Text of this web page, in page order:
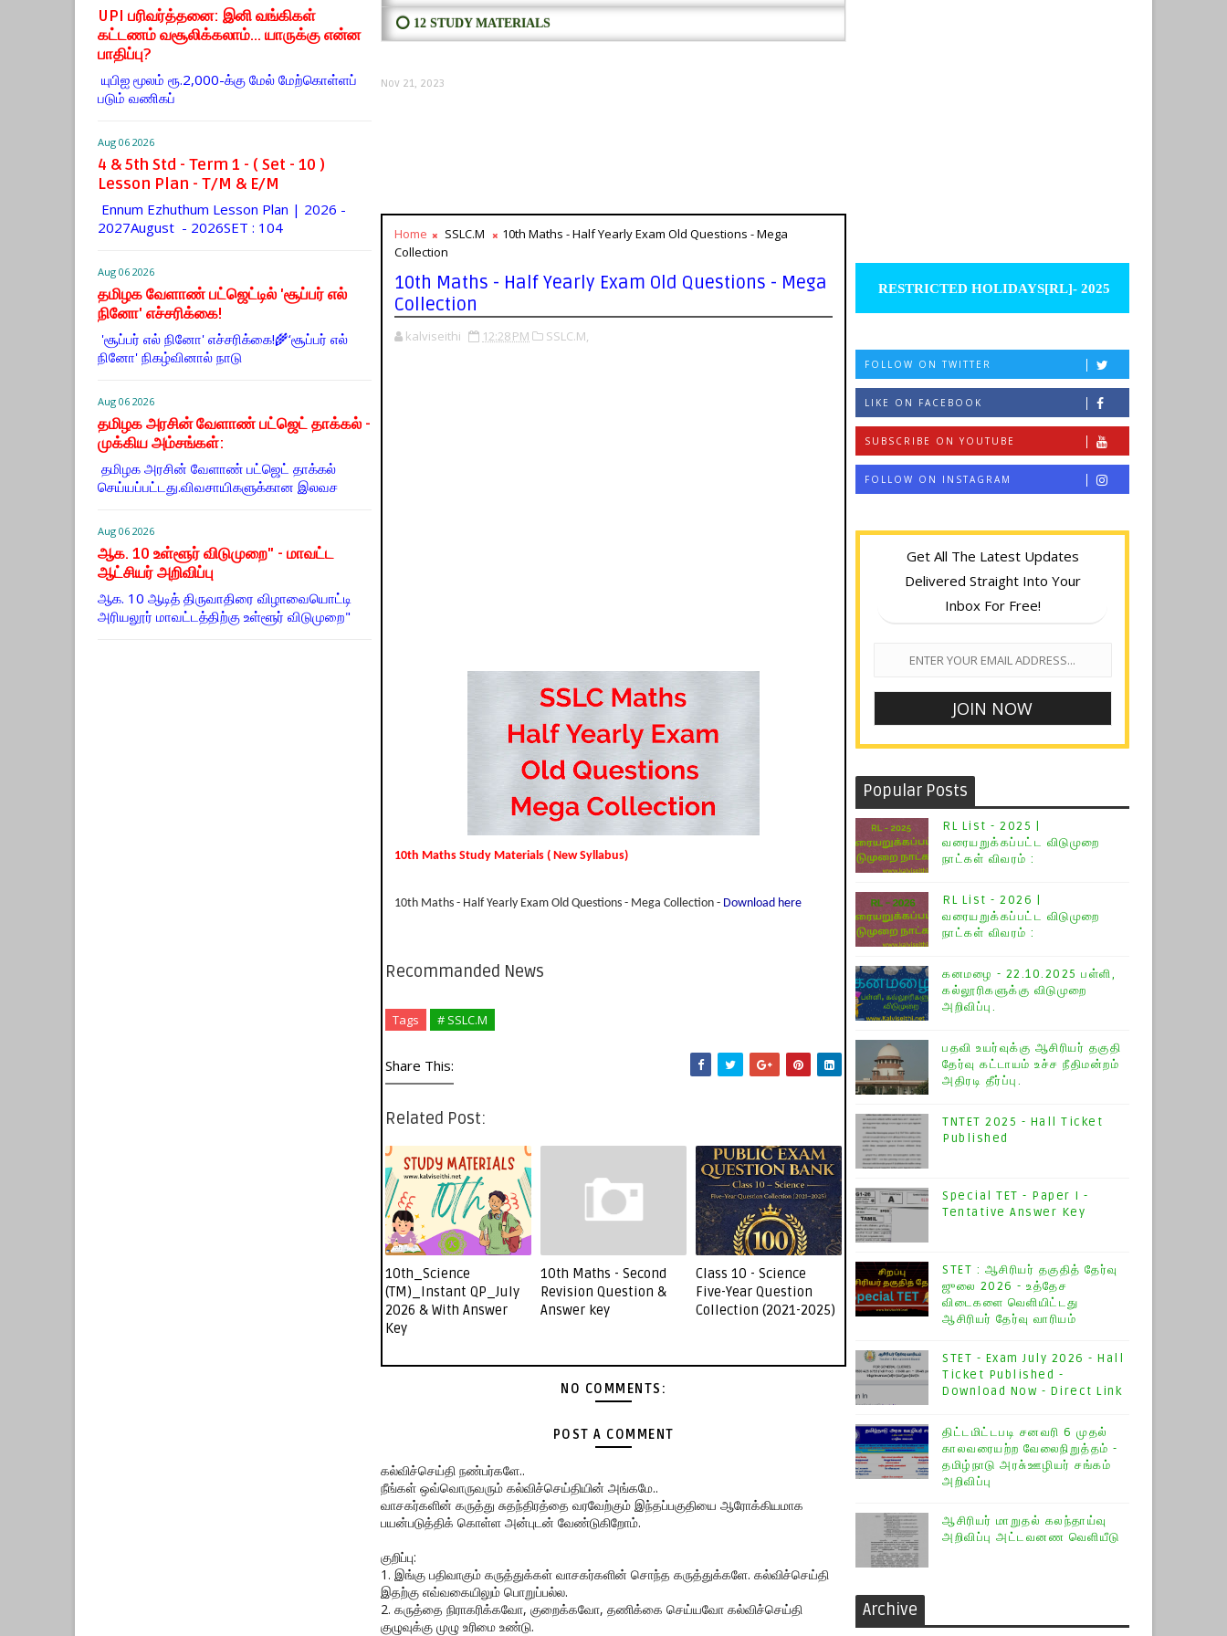
UPI பரிவர்த்தனை: இனி வங்கிகள்
கட்டணம் வசூலிக்கலாம்... யாருக்கு என்ன
பாதிப்பு?
யுபிஐ மூலம் ரூ.2,000-க்கு மேல் மேற்​கொள்​ளப்​
படும் வணி​கப்
Aug 06 2026
4 & 5th Std - Term 1 - ( Set - 10 )
Lesson Plan - T/M & E/M
Ennum Ezhuthum Lesson Plan | 2026 -
2027August - 2026SET : 104
Aug 06 2026
தமிழக வேளாண் பட்ஜெட்டில் 'சூப்பர் எல்
நினோ' எச்சரிக்கை!
'சூப்பர் எல் நினோ' எச்சரிக்கை!🌾‘சூப்பர் எல்
நினோ' நிகழ்வினால் நாடு
Aug 06 2026
தமிழக அரசின் வேளாண் பட்ஜெட் தாக்கல் -
முக்கிய அம்சங்கள்:
தமிழக அரசின் வேளாண் பட்ஜெட் தாக்கல்
செய்யப்பட்டது.விவசாயிகளுக்கான இலவச
Aug 06 2026
ஆக. 10 உள்ளூர் விடுமுறை" - மாவட்ட
ஆட்சியர் அறிவிப்பு
ஆக. 10 ஆடித் திருவாதிரை விழாவையொட்டி
அரியலூர் மாவட்டத்திற்கு உள்ளூர் விடுமுறை"
⭕ 12 STUDY MATERIALS
Nov 21, 2023
Home SSLC.M
10th Maths - Half Yearly Exam Old Questions - Mega
Collection
10th Maths - Half Yearly Exam Old Questions - Mega
Collection
kalviseithi 12:28 PM SSLC.M,
10th Maths Study Materials ( New Syllabus)
10th Maths - Half Yearly Exam Old Questions - Mega Collection - Download here
Recommanded News
Tags # SSLC.M
Share This:
Related Post:
10th_Science
(TM)_Instant QP_July
2026 & With Answer
Key
10th Maths - Second
Revision Question &
Answer key
Class 10 - Science
Five-Year Question
Collection (2021-2025)
NO COMMENTS:
POST A COMMENT
கல்விச்செய்தி நண்பர்களே..
நீங்கள் ஒவ்வொருவரும் கல்விச்செய்தியின் அங்கமே..
வாசகர்களின் கருத்து சுதந்திரத்தை வரவேற்கும் இந்தப்பகுதியை ஆரோக்கியமாக
பயன்படுத்திக் கொள்ள அன்புடன் வேண்டுகிறோம்.
குறிப்பு:
1. இங்கு பதிவாகும் கருத்துக்கள் வாசகர்களின் சொந்த கருத்துக்களே. கல்விச்செய்தி
இதற்கு எவ்வகையிலும் பொறுப்பல்ல.
2. கருத்தை நிராகரிக்கவோ, குறைக்கவோ, தணிக்கை செய்யவோ கல்விச்செய்தி
குழுவுக்கு முழு உரிமை உண்டு.
RESTRICTED HOLIDAYS[RL]- 2025
FOLLOW ON TWITTER
LIKE ON FACEBOOK
SUBSCRIBE ON YOUTUBE
FOLLOW ON INSTAGRAM
Get All The Latest Updates
Delivered Straight Into Your
Inbox For Free!
Popular Posts
RL List - 2025 |
வரையறுக்கப்பட்ட விடுமுறை
நாட்கள் விவரம் :
RL List - 2026 |
வரையறுக்கப்பட்ட விடுமுறை
நாட்கள் விவரம் :
கனமழை - 22.10.2025 பள்ளி,
கல்லூரிகளுக்கு விடுமுறை
அறிவிப்பு.
பதவி உயர்வுக்கு ஆசிரியர் தகுதி
தேர்வு கட்டாயம் உச்ச நீதிமன்றம்
அதிரடி தீர்ப்பு.
TNTET 2025 - Hall Ticket
Published
Special TET - Paper I -
Tentative Answer Key
STET : ஆசிரியர் தகுதித் தேர்வு
ஜுலை 2026 - உத்தேச
விடைகளை வெளியிட்டது
ஆசிரியர் தேர்வு வாரியம்
STET - Exam July 2026 - Hall
Ticket Published -
Download Now - Direct Link
திட்டமிட்டபடி சனவரி 6 முதல்
காலவரையற்ற வேலைநிறுத்தம் -
தமிழ்நாடு அரசு்ஊழியர் சங்கம்
அறிவிப்பு
ஆசிரியர் மாறுதல் கலந்தாய்வு
அறிவிப்பு அட்டவனண வெளியீடு
Archive